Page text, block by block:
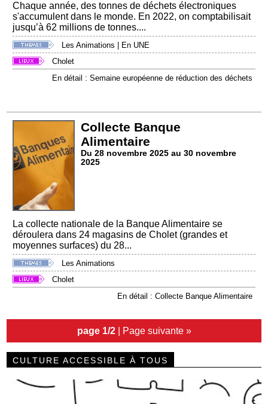
Chaque année, des tonnes de déchets électroniques
s'accumulent dans le monde. En 2022, on comptabilisait
jusqu’à 62 millions de tonnes....
Les Animations
En UNE
Cholet
En détail : Semaine européenne de réduction des déchets
Collecte Banque
Alimentaire
Du 28 novembre 2025 au 30 novembre
2025
La collecte nationale de la Banque Alimentaire se
déroulera dans 24 magasins de Cholet (grandes et
moyennes surfaces) du 28...
Les Animations
Cholet
En détail : Collecte Banque Alimentaire
page 1/2| Page suivante »
CULTURE ACCESSIBLE À TOUS